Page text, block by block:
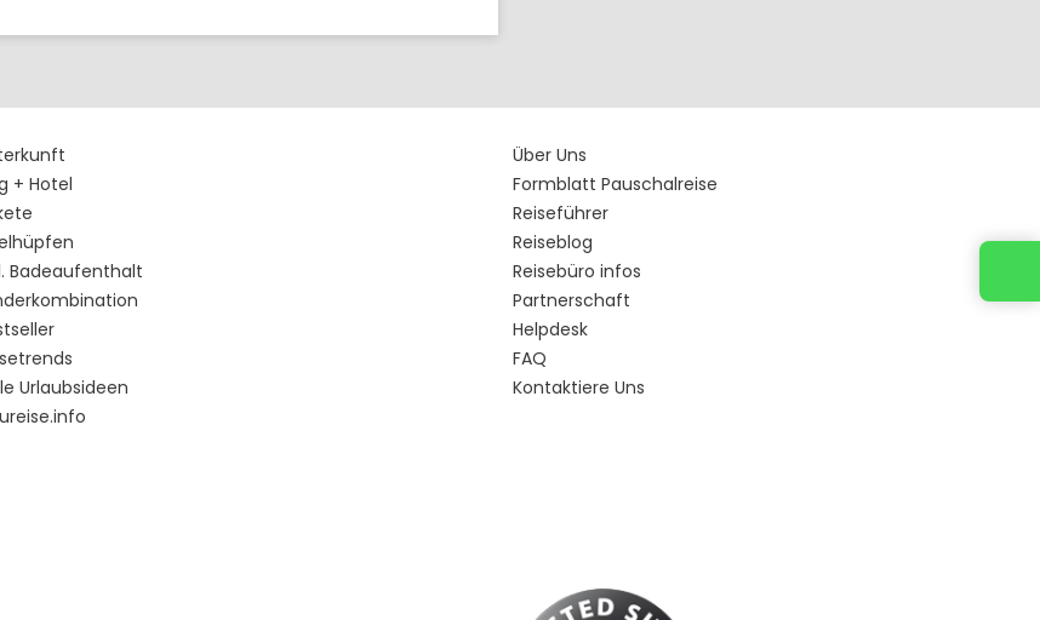
+ Hotel
Badeaufenthalt
Urlaubsideen
Über Uns
Formblatt Pauschalreise
Reiseführer
Reiseblog
Reisebüro infos
Partnerschaft
Helpdesk
FAQ
Kontaktiere Uns